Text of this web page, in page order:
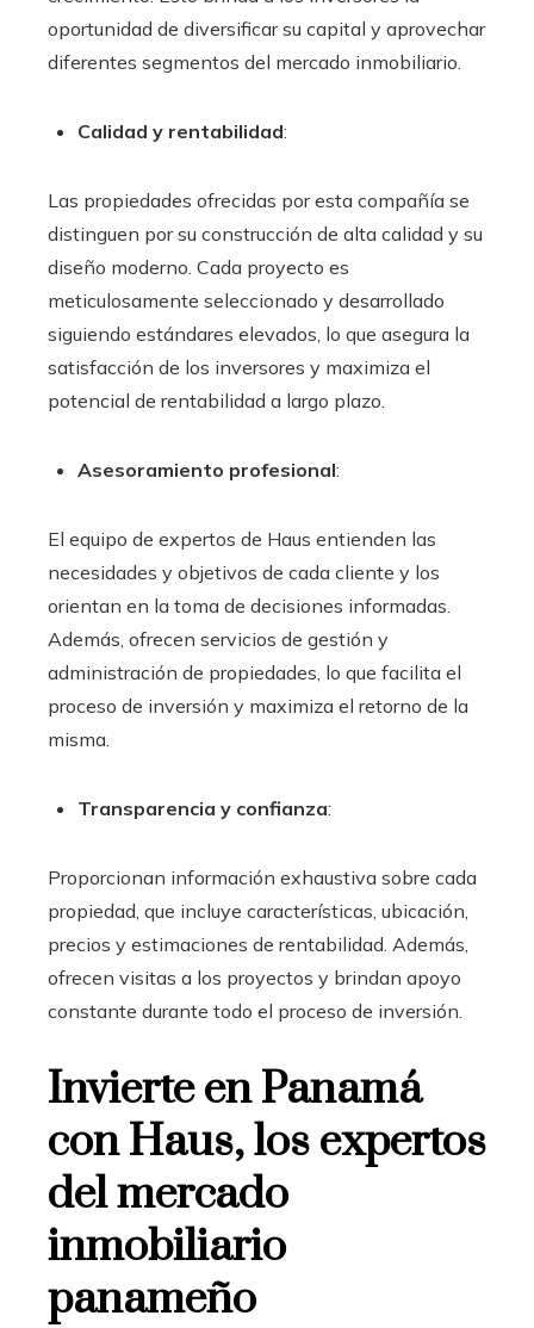
oportunidad de diversificar su capital y aprovechar
diferentes segmentos del mercado inmobiliario.
Calidad y rentabilidad:
Las propiedades ofrecidas por esta compañía se
distinguen por su construcción de alta calidad y su
diseño moderno. Cada proyecto es
meticulosamente seleccionado y desarrollado
siguiendo estándares elevados, lo que asegura la
satisfacción de los inversores y maximiza el
potencial de rentabilidad a largo plazo.
Asesoramiento profesional:
El equipo de expertos de Haus entienden las
necesidades y objetivos de cada cliente y los
orientan en la toma de decisiones informadas.
Además, ofrecen servicios de gestión y
administración de propiedades, lo que facilita el
proceso de inversión y maximiza el retorno de la
misma.
Transparencia y confianza:
Proporcionan información exhaustiva sobre cada
propiedad, que incluye características, ubicación,
precios y estimaciones de rentabilidad. Además,
ofrecen visitas a los proyectos y brindan apoyo
constante durante todo el proceso de inversión.
Invierte en Panamá
con Haus, los expertos
del mercado
inmobiliario
panameño